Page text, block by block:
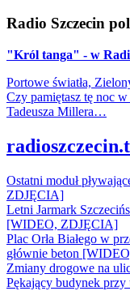
Radio Szczecin
"Król tanga" - w
Portowe światła,
Czy pamiętasz tę noc
Tadeusza Millera…
Ostatni moduł
ZDJĘCIA]
Letni Jarmark
[WIDEO, ZDJĘCIA]
Plac Orła Białego w
głównie beton
Zmiany drogowe na
Pękający budynek